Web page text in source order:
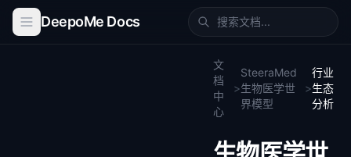
DeepoMe Docs
文
档
中
心
>
SteeraMed
生物医学世
界模型
>
行业
生态
分析